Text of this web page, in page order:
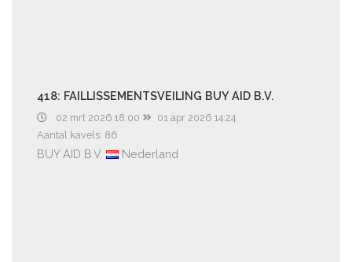
418: FAILLISSEMENTSVEILING BUY AID B.V.
02 mrt 2026 18:00
01 apr 2026 14:24
Aantal kavels: 86
BUY AID B.V. Nederland